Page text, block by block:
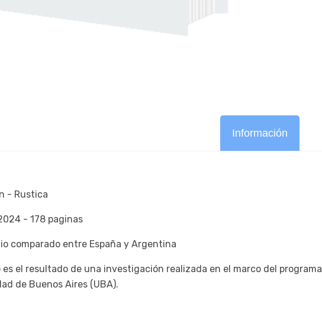
Información
- Rustica
- 178 paginas
comparado entre España y Argentina
es el resultado de una investigación realizada en el marco del
de Buenos Aires (UBA).